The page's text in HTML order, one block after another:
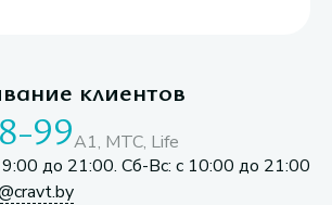
клиентов
99A1, МТС, Life
до 21:00. Сб-Вс: с 10:00 до 21:00